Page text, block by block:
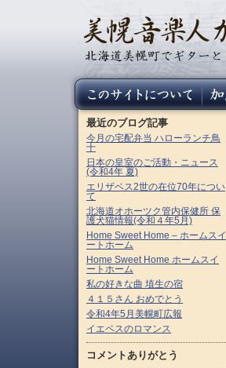
最近のブログ記事
今月の宅配弁当 ハローランチ鳥
十
日本の皇室のご活動・ニュース
(令和4年 夏)
エリザベス2世の在位70年につい
て
北海道オホーツク管内保健所 保
護犬猫情報(令和４年5月)
Home Sweet Home – ホームスイ
ートホーム
Home Sweet Home ホームスイ
ートホーム
私の好きな曲 埴生の宿
４１５さん おめでとう
令和4年5月美幌町広報
イエペスのロマンス
コメントありがとう